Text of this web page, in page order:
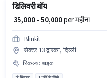
डिलिवरी बॉय
₹ 35,000 - 50,000per महीना
Blinkit
सेक्टर 13 द्वारका, दिल्ली
स्किल्स: बाइक